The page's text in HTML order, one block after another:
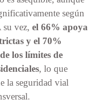
según
su vez, el 66% apoya
y el 70%
los límites de
, lo que
la seguridad vial